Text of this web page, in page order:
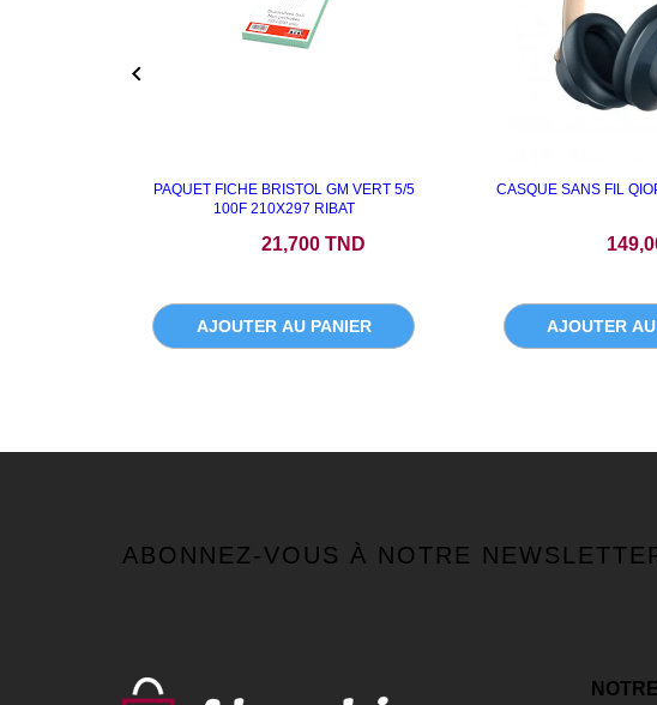
PAQUET FICHE BRISTOL GM VERT 5/5
100F 210X297 RIBAT
21,700 TND
AJOUTER AU PANIER
CASQUE SANS FIL
AJOUTER

ABONNEZ-VOUS À NOTRE